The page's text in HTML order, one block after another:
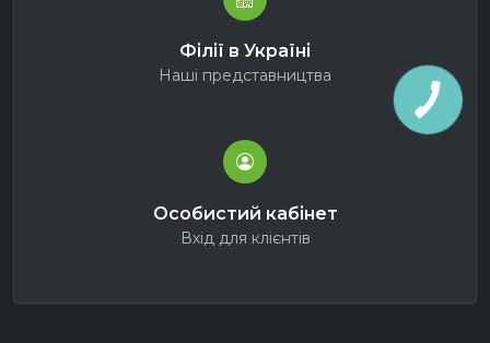
Філії в Україні
Наші представництва
Особистий кабінет
Вхід для клієнтів